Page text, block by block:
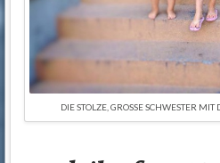
DIE STOLZE, GROSSE SCHWESTER